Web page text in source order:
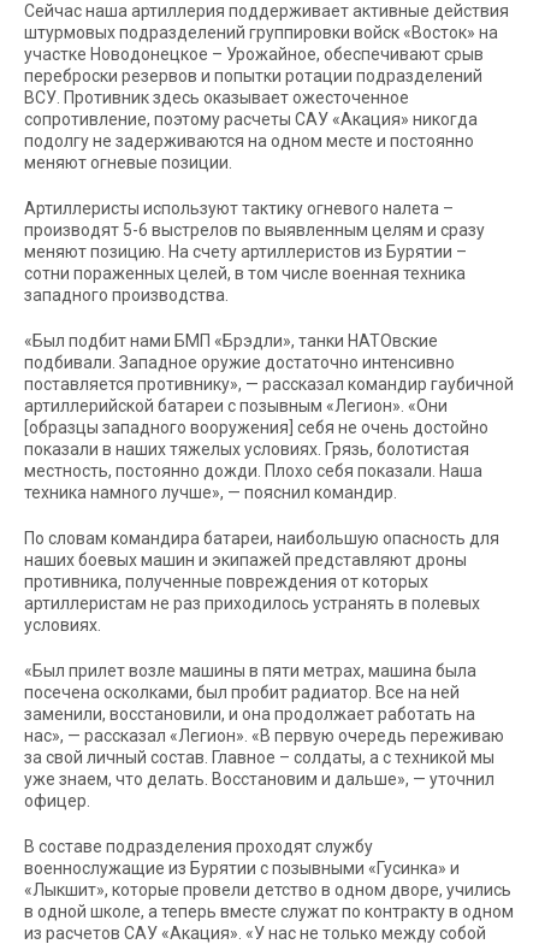
Сейчас наша артиллерия поддерживает активные действия
штурмовых подразделений группировки войск «Восток» на
участке Новодонецкое – Урожайное, обеспечивают срыв
переброски резервов и попытки ротации подразделений
ВСУ. Противник здесь оказывает ожесточенное
сопротивление, поэтому расчеты САУ «Акация» никогда
подолгу не задерживаются на одном месте и постоянно
меняют огневые позиции.
Артиллеристы используют тактику огневого налета –
производят 5-6 выстрелов по выявленным целям и сразу
меняют позицию. На счету артиллеристов из Бурятии –
сотни пораженных целей, в том числе военная техника
западного производства.
«Был подбит нами БМП «Брэдли», танки НАТОвские
подбивали. Западное оружие достаточно интенсивно
поставляется противнику», — рассказал командир гаубичной
артиллерийской батареи с позывным «Легион». «Они
[образцы западного вооружения] себя не очень достойно
показали в наших тяжелых условиях. Грязь, болотистая
местность, постоянно дожди. Плохо себя показали. Наша
техника намного лучше», — пояснил командир.
По словам командира батареи, наибольшую опасность для
наших боевых машин и экипажей представляют дроны
противника, полученные повреждения от которых
артиллеристам не раз приходилось устранять в полевых
условиях.
«Был прилет возле машины в пяти метрах, машина была
посечена осколками, был пробит радиатор. Все на ней
заменили, восстановили, и она продолжает работать на
нас», — рассказал «Легион». «В первую очередь переживаю
за свой личный состав. Главное – солдаты, а с техникой мы
уже знаем, что делать. Восстановим и дальше», — уточнил
офицер.
В составе подразделения проходят службу
военнослужащие из Бурятии с позывными «Гусинка» и
«Лыкшит», которые провели детство в одном дворе, учились
в одной школе, а теперь вместе служат по контракту в одном
из расчетов САУ «Акация». «У нас не только между собой